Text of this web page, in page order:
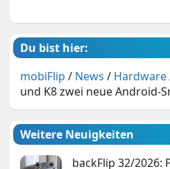
Du bist hier:
mobiFlip / News / Hardware
und K8 zwei neue Android-
Weitere Neuigkeiten
backFlip 32/2026: